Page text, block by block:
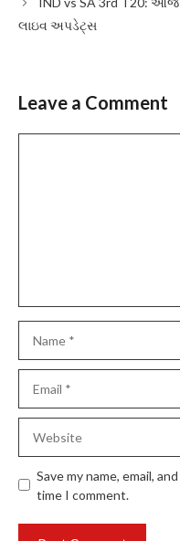
લાઇવ અપડેટ્સ
Leave a Comment
Save my name, email,
time I comment.